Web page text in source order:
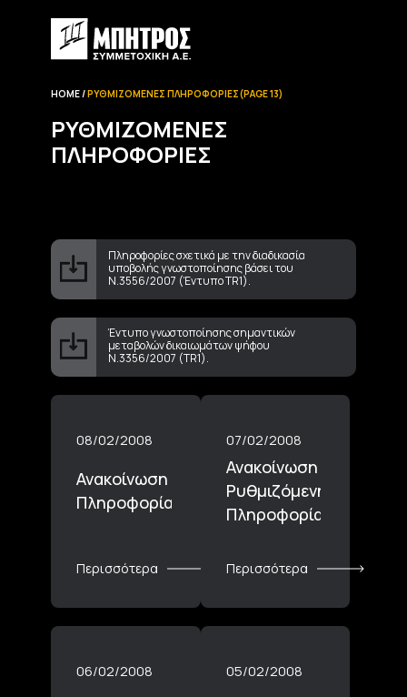
HOME ΡΥΘΜΙΖΌΜΕΝΕΣ ΠΛΗΡΟΦΟΡΊΕΣ(PAGE 13)
ΡΥΘΜΙΖΌΜΕΝΕΣ
ΠΛΗΡΟΦΟΡΊΕΣ
Πληροφορίες σχετικά με την διαδικασία
υποβολής γνωστοποίησης βάσει του
Ν.3556/2007 (Έντυπο TR1).
Έντυπο γνωστοποίησης σημαντικών
μεταβολών δικαιωμάτων ψήφου
Ν.3356/2007 (TR1).
08/02/2008
Ανακοίνωση Ρυθμιζόμενης
Πληροφορίας_08.02.2008
Περισσότερα
07/02/2008
Ανακοίνωση
Ρυθμιζόμενης
Περισσότερα
06/02/2008 05/02/2008